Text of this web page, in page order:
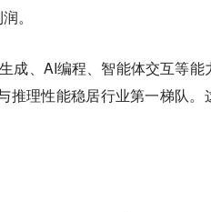
。
成、AI编程、智能体交互等能
推理性能稳居行业第一梯队。